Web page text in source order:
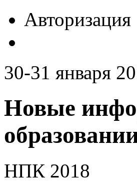
Авторизация
30-31 января
Новые
НПК 2018